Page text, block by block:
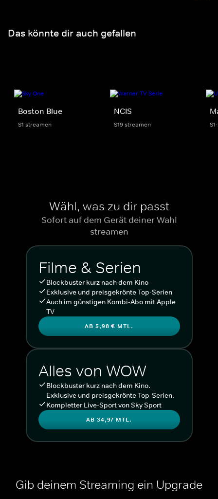
Das könnte dir auch gefallen
Boston Blue
S1 streamen
NCIS
S19 streamen
Wähl, was zu dir passt
Sofort auf dem Gerät deiner Wahl
streamen
Filme & Serien
Blockbuster kurz nach dem Kino
Exklusive und preisgekrönte Top-Serien
Auch im günstigen Kombi-Abo mit Apple
TV
AB 5,98 € MTL.
Alles von WOW
Blockbuster kurz nach dem Kino.
Exklusive und preisgekrönte Top-Serien.
Kompletter Live-Sport von Sky Sport
AB 34,97 MTL.
Gib deinem Streaming ein Upgrade